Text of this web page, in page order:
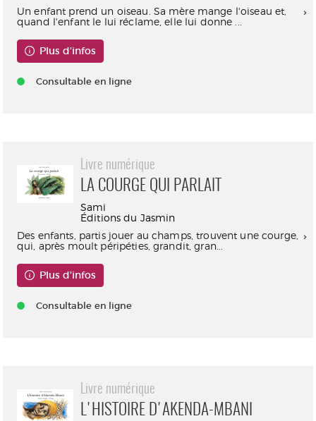
Un enfant prend un oiseau. Sa mère mange l'oiseau et,
quand l'enfant le lui réclame, elle lui donne ...
Plus d'infos
Consultable en ligne
Livre numérique
LA COURGE QUI PARLAIT
Sami
Éditions du Jasmin
Des enfants, partis jouer au champs, trouvent une courge,
qui, après moult péripéties, grandit, gran...
Plus d'infos
Consultable en ligne
Livre numérique
L'HISTOIRE D'AKENDA-MBANI